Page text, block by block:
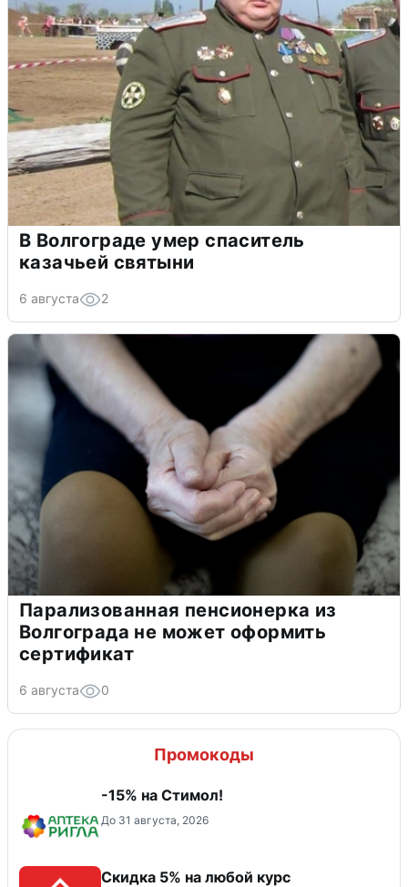
В Волгограде умер спаситель
казачьей святыни
6 августа 2
Парализованная пенсионерка из
Волгограда не может оформить
сертификат
6 августа 0
Промокоды
-15% на Стимол!
До 31 августа, 2026
Скидка 5% на любой курс